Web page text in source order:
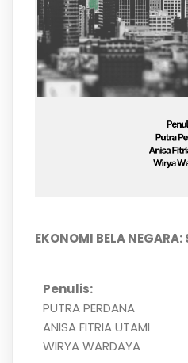
EKONOMI BELA
Penulis:
PUTRA PERDANA
ANISA FITRIA UTAMI
WIRYA WARDAYA